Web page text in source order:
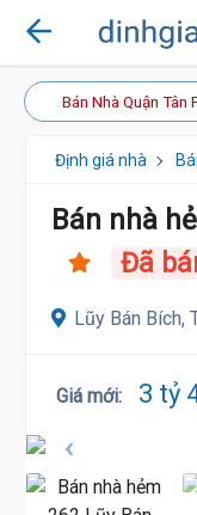
Bán Nhà Quận Tân
Định giá nhà
Bán nhà
Đã
Lũy Bán Bích,
Giá mới: 3 tỷ